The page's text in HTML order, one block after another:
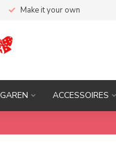
Make it your own
GAREN ACCESSOIRES